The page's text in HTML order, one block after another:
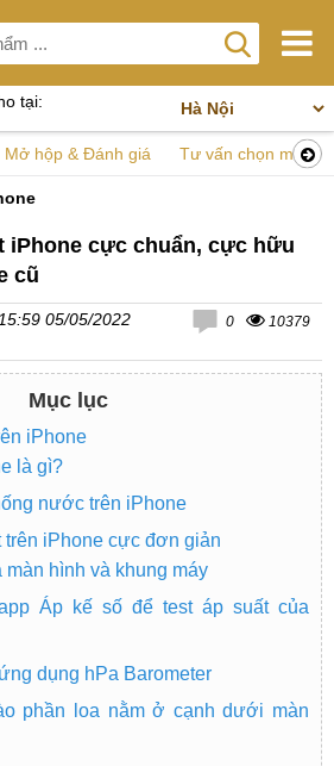
tại:
Mở hộp & Đánh giá Tư vấn chọn mua
iPhone cực chuẩn, cực hữu
cũ
05/05/2022
0 10379
Mục lục
iPhone
là gì?
nước trên iPhone
trên iPhone cực đơn giản
màn hình và khung máy
Áp kế số để test áp suất của
dụng hPa Barometer
phần loa nằm ở cạnh dưới màn